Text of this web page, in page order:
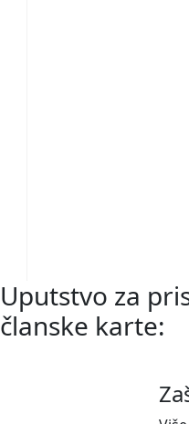
Uputstvo za
članske karte: